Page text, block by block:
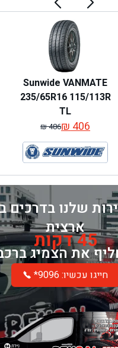
Sunwide VANMATE
235/65R16 115/113R
TL
₪486
המחיר
המקורי
היה:
₪ 486.
₪406 המחיר
הנוכחי
הוא:
₪ 406.
שלנו בדרכים
ארצית
45 דקותאת הצמיג
*חייגו עכשיו: 9096